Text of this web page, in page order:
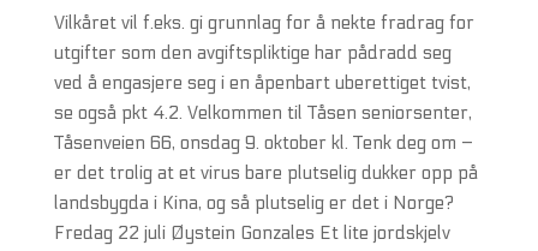
Vilkåret vil f.eks. gi grunnlag for å nekte fradrag for
utgifter som den avgiftspliktige har pådradd seg
ved å engasjere seg i en åpenbart uberettiget tvist,
se også pkt 4.2. Velkommen til Tåsen seniorsenter,
Tåsenveien 66, onsdag 9. oktober kl. Tenk deg om –
er det trolig at et virus bare plutselig dukker opp på
landsbygda i Kina, og så plutselig er det i Norge?
Fredag 22 juli Øystein Gonzales Et lite jordskjelv